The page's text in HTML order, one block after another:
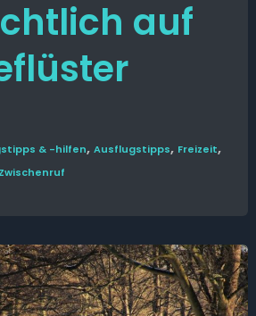
auf
& -hilfen, Ausflugs­­tipps, Freizeit,
Zwischenruf